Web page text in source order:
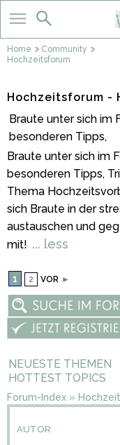
Home
Community
Hochzeitsforum
Hochzeitsforum -
Braute unter sich im
besonderen Tipps,
Braute unter sich im
besonderen Tipps,
Thema
sich Braute in der
austauschen und
mit! ... less
1 2 VOR ►
NEUESTE THEMEN
HOTTEST TOPICS
Forum-Index »
AUTOR